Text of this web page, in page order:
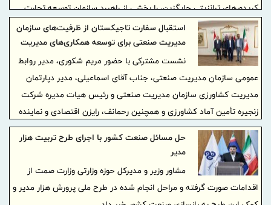
کریدورهای ترانزیتی جایگزین، را بخشی از راهبرد سازمان توسعه تجارت
ایران برای افزایش تاب‌آوری تجارت خارجی و تضمین دسترسی پایدار به
کالاهای اساسی دانست.
استقبال سفارت تاجیکستان از ظرفیت‌های سازمان
مدیریت صنعتی برای توسعه همکاری‌های مدیریت
صنعتی و کشاورزی
نشست مشترکی با حضور مریم شکوری، مدیر روابط
عمومی سازمان مدیریت صنعتی، جناب آقای اسماعیلی، مدیر دپارتمان
مدیریت کشاورزی سازمان مدیریت صنعتی و رئیس هیات مدیره شرکت
زنجیره تأمین آماد کشاورزی و همچنین رحمانف، رایزن اقتصادی و نماینده
سفارت جمهوری تاجیکستان در سفارت تاجیکستان در تهران برگزار شد.
حل مسائل صنعت کشور با اجرای طرح تربیت هزار
مدیر
مشاور وزیر و مدیرکل حوزه وزارتی وزارت صمت از
اقدامات صورت گرفته و مراحل انجام شده در طرح ملی پرورش هزار مدیر و